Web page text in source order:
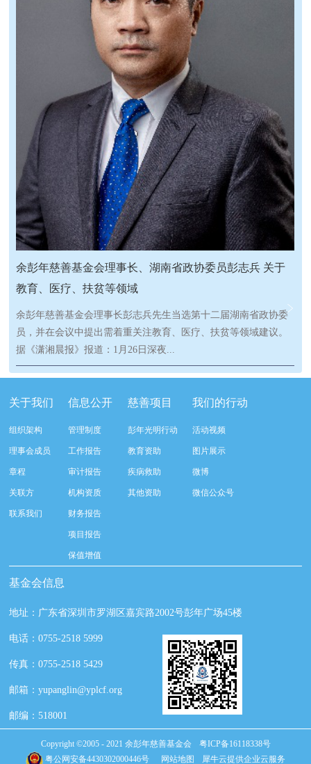
余彭年慈善基金会理事长、湖南省政协委员彭志兵 关于
教育、医疗、扶贫等领域
余彭年慈善基金会理事长彭志兵先生当选第十二届湖南省政协委
员，并在会议中提出需着重关注教育、医疗、扶贫等领域建议。
据《潇湘晨报》报道：1月26日深夜...
，返港停留三天后，湖南省政协委员彭志兵与助理坐高铁返回长
委员这一身份，彭志兵还有一重身份受人关注。他是湘籍著名慈
善家余彭年（原名彭立珊）的长孙。此前三年，他一直在为爷爷
生前的“百亿裸捐”梦想得以实现四处奔波。此次两会召开期间，
他中途请假赴香港，就是去处理后续手续。余彭年生前关注教
委员，彭志兵有些意外，“两会召开前几天才接到通知。”1月27
日，接受记者采访时，他形容当选的心情，“有些激动，希望不辜
负这份荣誉与信任。”因为时间关系，他没来得及撰写提案，但已
关。”目前会中提案系统已关闭，他会在接下来通过补交通道上交
会的事。”彭志兵说，他的提案首先会关注幼前教育和幼儿教育问
题。 关注幼儿教育需要加大师资培养记者通过查询了解到，身为
中国彭年集团控股有限公司总裁、董事长，余彭年慈善基金会受
托人，彭志兵近些年在教育、医疗与赈灾扶贫三方面做了不少努
力。他曾捐赠1100套课桌椅给家乡的学校，2017年湖南遭遇洪涝
灾害，他捐款200万元。“这与爷爷的影响分不开。”彭志兵坦言，
爷爷生前捐赠几乎全部用于教育、医疗与扶贫领域，遗嘱中也提
关于我们
组织架构
理事会成员
章程
关联方
联系我们
信息公开
管理制度
工作报告
审计报告
机构资质
财务报告
项目报告
保值增值
慈善项目
彭年光明行动
教育资助
疾病救助
其他资助
我们的行动
活动视频
图片展示
微博
微信公众号
基金会信息
地址：广东省深圳市罗湖区嘉宾路2002号彭年广场45楼
电话：0755-2518 5999
传真：0755-2518 5429
邮箱：yupanglin@yplcf.org
邮编：518001
Copyright ©2005 - 2021 余彭年慈善基金会
粤ICP备16118338号
粤公网安备4430302000446号
网站地图 犀牛云提供企业云服务